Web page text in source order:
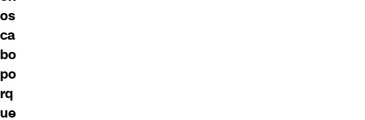
os
ca
bo
po
rq
ue